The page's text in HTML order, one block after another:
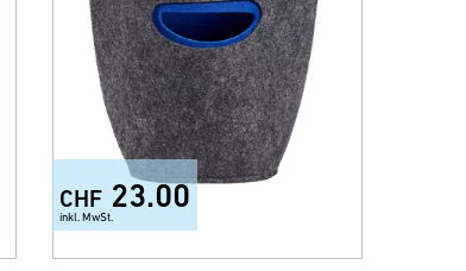
CHF 23.00
inkl. MwSt.